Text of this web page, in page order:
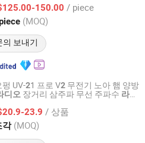
150.00 / piece
(MOQ)
의 보내기
후 2024
펑 UV-21 프로 V2 무전기 노아 햄 양방
디오 장거리 삼주파 무선 주파수 라디
23.9 / 상품
각 (MOQ)
Commerce Co., Ltd.
후 2023